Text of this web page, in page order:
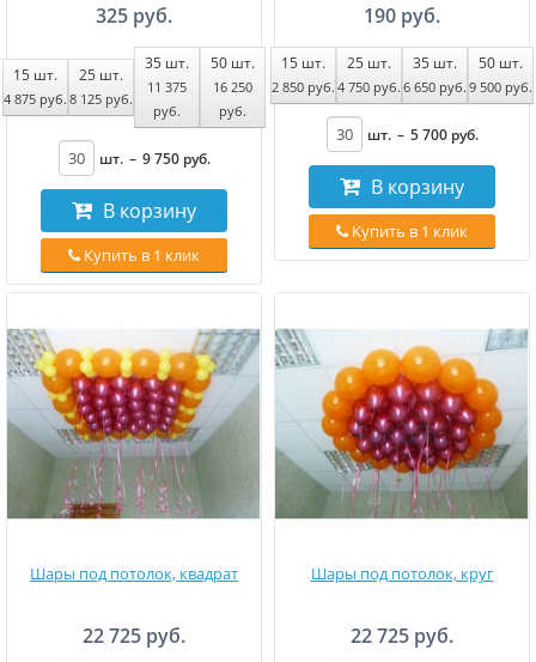
325 руб.
15 шт.
4 875 руб.
25 шт.
8 125 руб.
35 шт.
11 375
руб.
50 шт.
16 250
руб.
шт. – 9 750 руб.
В корзину
Купить в 1 клик
190 руб.
15 шт.
2 850 руб.
25 шт.
4 750 руб.
35 шт.
6 650 руб.
50 шт.
9 500 руб.
шт. – 5 700 руб.
В корзину
Купить в 1 клик
Шары под потолок, квадрат
22 725 руб.
Шары под потолок, круг
22 725 руб.